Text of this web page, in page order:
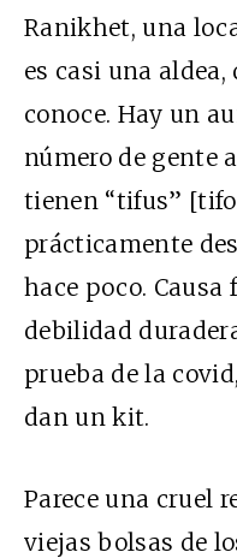
Ranikhet, una
es casi una
conoce. Hay un
número de gente
tienen “tifus”
prácticamente
hace poco.
debilidad
prueba de la
dan un kit.
Parece una cruel
viejas bolsas de